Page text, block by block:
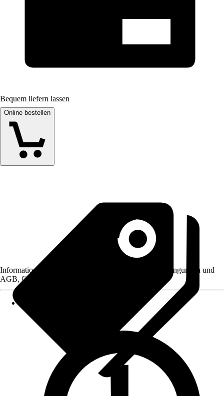
Bequem liefern lassen
Online bestellen
Informationen des Verkäufers, wie z. B. Rückgabebedingungen und
AGB, finden Sie bei Klick auf den Verkäufernamen.